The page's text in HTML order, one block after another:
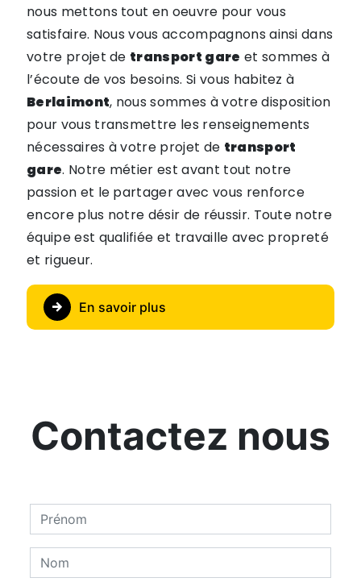
nous mettons tout en oeuvre pour vous
satisfaire. Nous vous accompagnons ainsi dans
votre projet de transport gare et sommes à
l’écoute de vos besoins. Si vous habitez à
Berlaimont, nous sommes à votre disposition
pour vous transmettre les renseignements
nécessaires à votre projet de transport
gare. Notre métier est avant tout notre
passion et le partager avec vous renforce
encore plus notre désir de réussir. Toute notre
équipe est qualifiée et travaille avec propreté
et rigueur.
En savoir plus
Contactez nous